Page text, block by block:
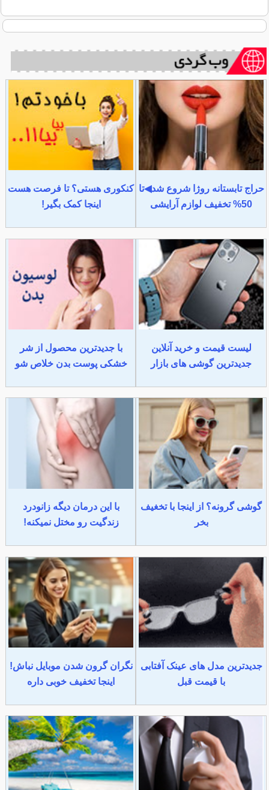
حراج تابستانه روژا شروع شد◀تا
50% تخفیف لوازم آرایشی
کنکوری هستی؟ تا فرصت هست
اینجا کمک بگیر!
لیست قیمت و خرید آنلاین
جدیدترین گوشی های بازار
با جدیدترین محصول از شر
خشکی پوست بدن خلاص شو
گوشی گرونه؟ از اینجا با تخغیف
بخر
با این درمان دیگه زانودرد
زندگیت رو مختل نمیکنه!
جدیدترین مدل های عینک آفتابی
با قیمت قبل
نگران گرون شدن موبایل نباش!
اینجا تخفیف خوبی داره